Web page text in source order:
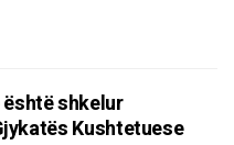
shkelur
Kushtetuese